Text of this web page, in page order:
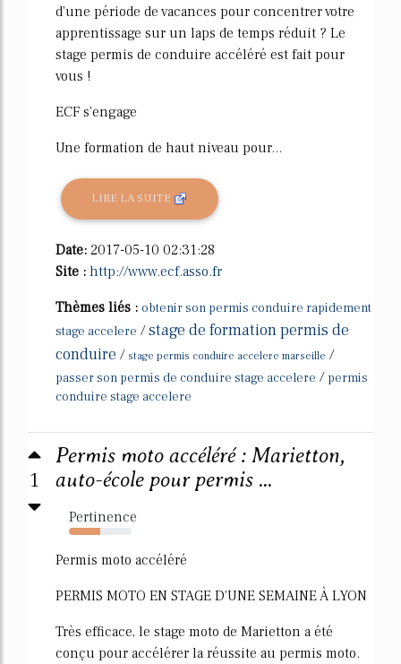
d'une période de vacances pour concentrer votre
apprentissage sur un laps de temps réduit ? Le
stage permis de conduire accéléré est fait pour
vous !
ECF s'engage
Une formation de haut niveau pour...
LIRE LA SUITE
Date: 2017-05-10 02:31:28
Site : http://www.ecf.asso.fr
Thèmes liés : obtenir son permis conduire rapidement
stage accelere /stage de formation permis de
conduire / stage permis conduire accelere marseille /
passer son permis de conduire stage accelere / permis
conduire stage accelere
1
Permis moto accéléré : Marietton,
auto-école pour permis ...
Pertinence
50%
Permis moto accéléré
PERMIS MOTO EN STAGE D'UNE SEMAINE À LYON
Très efficace, le stage moto de Marietton a été
conçu pour accélérer la réussite au permis moto.